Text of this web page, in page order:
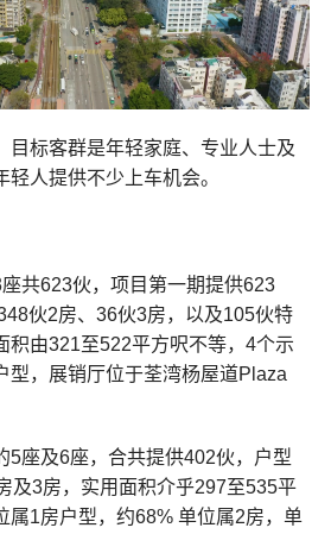
目标客群是年轻家庭、专业人士及
人提供不少上车机会。
共623伙，项目第一期提供623
伙2房、36伙3房，以及105伙特
积由321至522平方呎不等，4个示
型，展销厅位于荃湾杨屋道Plaza
5座及6座，合共提供402伙，户型
及3房，实用面积介乎297至535平
属1房户型，约68% 单位属2房，单